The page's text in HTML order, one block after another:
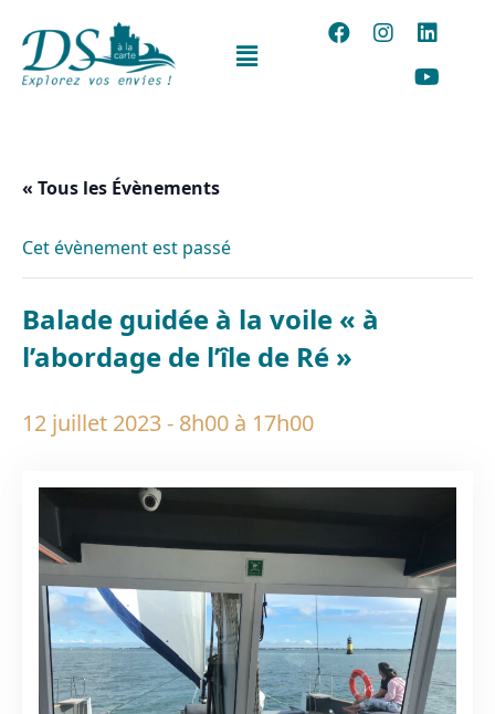
« Tous les Évènements
Cet évènement est passé
Balade guidée à la voile « à
l’abordage de l’île de Ré »
12 juillet 2023 - 8h00 à 17h00